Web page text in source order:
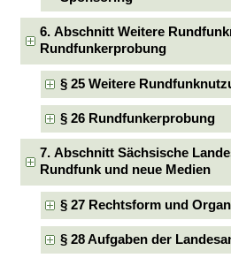
6. Abschnitt Weitere
Rundfunkerprobung
§ 25 Weitere
§ 26 Rundfunkerprobung
7. Abschnitt Sächsische
Rundfunk und neue Medien
§ 27 Rechtsform und
§ 28 Aufgaben der